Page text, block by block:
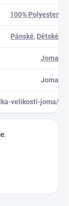
100% Polyester
Pánské, Dětské
Joma
Joma
velikosti-joma/